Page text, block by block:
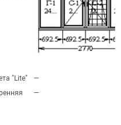
"Lite"
—
—